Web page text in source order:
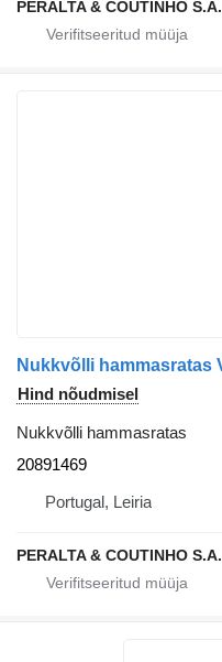
PERALTA & COUTINHO S.A.
Hind nõudmisel
Nukkvõlli hammasratas
20891469
Portugal, Leiria
PERALTA & COUTINHO S.A.